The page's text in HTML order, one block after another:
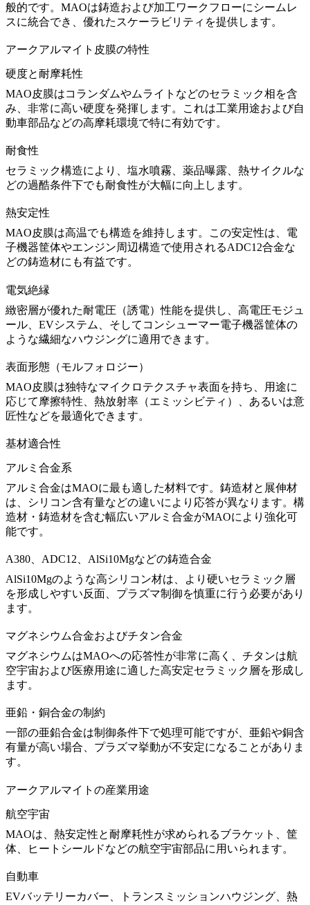
般的です。MAOは鋳造および加工ワークフローにシームレ
スに統合でき、優れたスケーラビリティを提供します。
アークアルマイト皮膜の特性
硬度と耐摩耗性
MAO皮膜はコランダムやムライトなどのセラミック相を含
み、非常に高い硬度を発揮します。これは工業用途および自
動車部品などの高摩耗環境で特に有効です。
耐食性
セラミック構造により、塩水噴霧、薬品曝露、熱サイクルな
どの過酷条件下でも耐食性が大幅に向上します。
熱安定性
MAO皮膜は高温でも構造を維持します。この安定性は、電
子機器筐体やエンジン周辺構造で使用されるADC12合金な
どの鋳造材にも有益です。
電気絶縁
緻密層が優れた耐電圧（誘電）性能を提供し、高電圧モジュ
ール、EVシステム、そして コンシューマー電子機器筐体の
ような繊細なハウジングに適用できます。
表面形態（モルフォロジー）
MAO皮膜は独特なマイクロテクスチャ表面を持ち、用途に
応じて摩擦特性、熱放射率（エミッシビティ）、あるいは意
匠性などを最適化できます。
基材適合性
アルミ合金系
アルミ合金はMAOに最も適した材料です。鋳造材と展伸材
は、シリコン含有量などの違いにより応答が異なります。構
造材・鋳造材を含む幅広いアルミ合金がMAOにより強化可
能です。
A380、ADC12、AlSi10Mgなどの鋳造合金
AlSi10Mgのような高シリコン材は、より硬いセラミック層
を形成しやすい反面、プラズマ制御を慎重に行う必要があり
ます。
マグネシウム合金およびチタン合金
マグネシウムはMAOへの応答性が非常に高く、チタンは航
空宇宙および医療用途に適した高安定セラミック層を形成し
ます。
亜鉛・銅合金の制約
一部の亜鉛合金は制御条件下で処理可能ですが、亜鉛や銅含
有量が高い場合、プラズマ挙動が不安定になることがありま
す。
アークアルマイトの産業用途
航空宇宙
MAOは、熱安定性と耐摩耗性が求められるブラケット、筐
体、ヒートシールドなどの航空宇宙部品に用いられます。
自動車
EVバッテリーカバー、トランスミッションハウジング、熱